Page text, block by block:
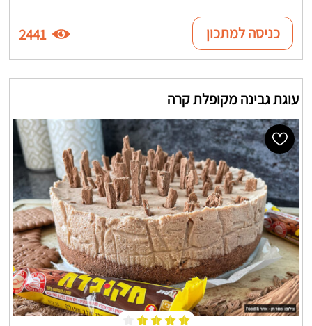
כניסה למתכון 2441
עוגת גבינה מקופלת קרה